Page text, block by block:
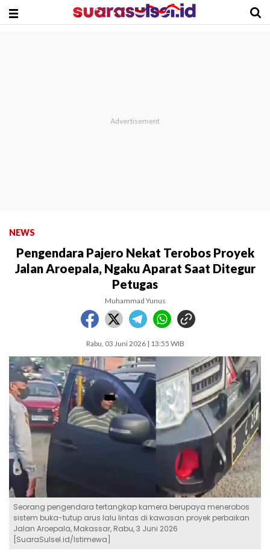
NEWS
Pengendara Pajero Nekat Terobos Proyek
Jalan Aroepala, Ngaku Aparat Saat Ditegur
Petugas
Muhammad Yunus
Rabu, 03 Juni 2026 | 13:55 WIB
Seorang pengendara tertangkap kamera berupaya menerobos
sistem buka-tutup arus lalu lintas di kawasan proyek perbaikan
Jalan Aroepala, Makassar, Rabu, 3 Juni 2026
[SuaraSulsel.id/Istimewa]